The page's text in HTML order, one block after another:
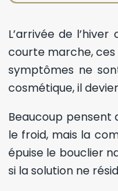
L’arrivée de
courte marche,
symptômes ne
cosmétique, il
Beaucoup pensent
le froid, mais la
épuise le bouclier
si la solution ne